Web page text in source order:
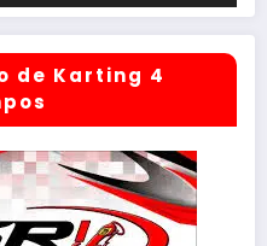
de Karting 4